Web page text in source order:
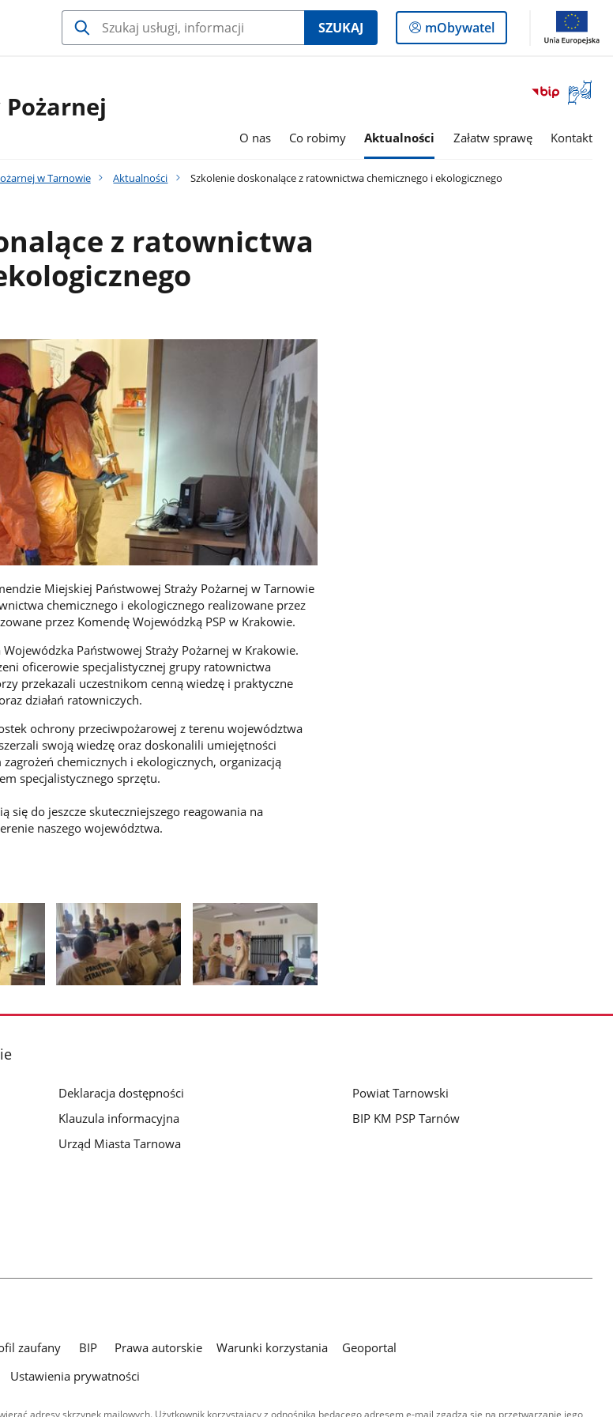
SZUKAJ
Logowanie
do
mObywatel
Otwórz
okno
O nas Co robimy Aktualności Załatw sprawę Kontakt
w Tarnowie Aktualności Szkolenie doskonalące z ratownictwa chemicznego i ekologicznego
z ratownictwa
Miejskiej Państwowej Straży Pożarnej w Tarnowie
chemicznego i ekologicznego realizowane przez
przez Komendę Wojewódzką PSP w Krakowie.
Państwowej Straży Pożarnej w Krakowie.
oficerowie specjalistycznej grupy ratownictwa
przekazali uczestnikom cenną wiedzę i praktyczne
działań ratowniczych.
ochrony przeciwpożarowej z terenu województwa
swoją wiedzę oraz doskonalili umiejętności
chemicznych i ekologicznych, organizacją
specjalistycznego sprzętu.
się do jeszcze skuteczniejszego reagowania na
naszego województwa.
Deklaracja dostępności
Klauzula informacyjna
Urząd Miasta Tarnowa
Powiat Tarnowski
BIP KM PSP Tarnów
zaufany BIP Prawa autorskie Warunki korzystania
Geoportal
Ustawienia prywatności
adresy skrzynek mailowych. Użytkownik korzystający z odnośnika będącego adresem e-mail zgadza się na przetwarzanie jego